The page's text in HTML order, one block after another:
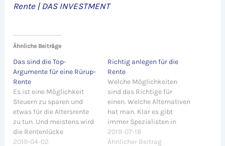
Rente | DAS INVESTMENT
Ähnliche Beiträge
Das sind die Top-
Argumente für eine Rürup-
Rente
Es ist eine Möglichkeit
Steuern zu sparen und
etwas für die Altersrente
zu tun. Und meistens wird
die Rentenlücke
unterschätzt. Auf eine
2019-04-02
Richtig anlegen für die
Rente
Welche Möglichkeiten
sind das Richtige für
einen. Welche Alternativen
hat man. Klar es gibt
immer Spezialisten in
bestimmten Bereichen.
Hier wird eines der Themen
2019-07-18
Ähnlicher Beitrag